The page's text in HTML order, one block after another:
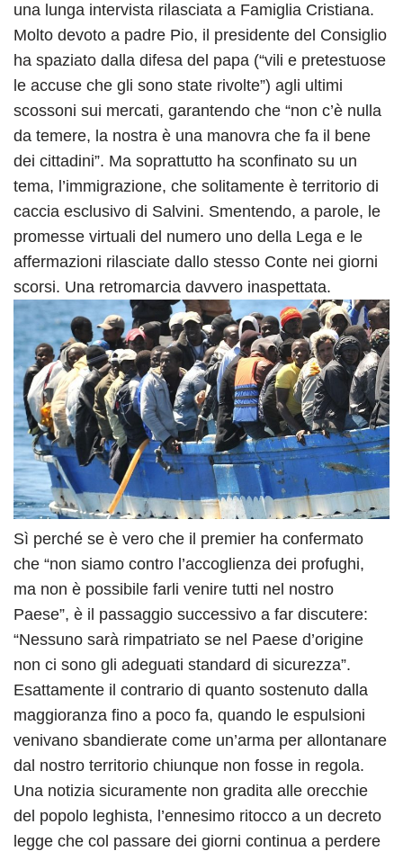
una lunga intervista rilasciata a Famiglia Cristiana.
Molto devoto a padre Pio, il presidente del Consiglio
ha spaziato dalla difesa del papa (“vili e pretestuose
le accuse che gli sono state rivolte”) agli ultimi
scossoni sui mercati, garantendo che “non c’è nulla
da temere, la nostra è una manovra che fa il bene
dei cittadini”. Ma soprattutto ha sconfinato su un
tema, l’immigrazione, che solitamente è territorio di
caccia esclusivo di Salvini. Smentendo, a parole, le
promesse virtuali del numero uno della Lega e le
affermazioni rilasciate dallo stesso Conte nei giorni
scorsi. Una retromarcia davvero inaspettata.
Sì perché se è vero che il premier ha confermato
che “non siamo contro l’accoglienza dei profughi,
ma non è possibile farli venire tutti nel nostro
Paese”, è il passaggio successivo a far discutere:
“Nessuno sarà rimpatriato se nel Paese d’origine
non ci sono gli adeguati standard di sicurezza”.
Esattamente il contrario di quanto sostenuto dalla
maggioranza fino a poco fa, quando le espulsioni
venivano sbandierate come un’arma per allontanare
dal nostro territorio chiunque non fosse in regola.
Una notizia sicuramente non gradita alle orecchie
del popolo leghista, l’ennesimo ritocco a un decreto
legge che col passare dei giorni continua a perdere